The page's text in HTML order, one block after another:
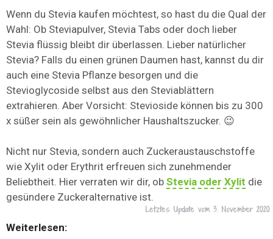
Wenn du Stevia kaufen möchtest, so hast du die Qual der
Wahl: Ob Steviapulver, Stevia Tabs oder doch lieber
Stevia flüssig bleibt dir überlassen. Lieber natürlicher
Stevia? Falls du einen grünen Daumen hast, kannst du dir
auch eine Stevia Pflanze besorgen und die
Stevioglycoside selbst aus den Steviablättern
extrahieren. Aber Vorsicht: Stevioside können bis zu 300
x süßer sein als gewöhnlicher Haushaltszucker. 😉
Nicht nur Stevia, sondern auch Zuckeraustauschstoffe
wie Xylit oder Erythrit erfreuen sich zunehmender
Beliebtheit. Hier verraten wir dir, ob Stevia oder Xylit die
gesündere Zuckeralternative ist.
Letztes Update vom 3. November 2020
Weiterlesen: